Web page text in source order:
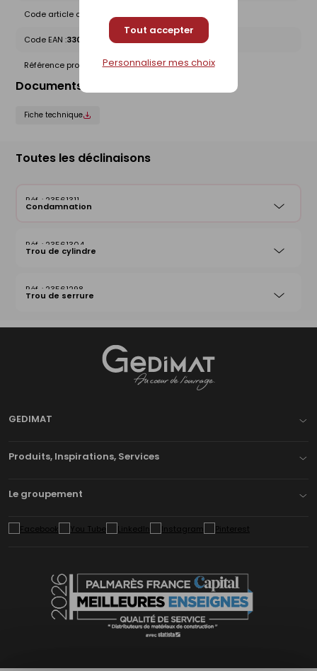
Tout accepter
Personnaliser mes choix
Code article chez le fournisseur :
Code EAN :3309840288232
Référence produit nationale Gedimat :23561311
Documents liés
Fiche technique
Toutes les déclinaisons
23561311
Condamnation
23561304
Trou de cylindre
23561298
Trou de serrure
GEDIMAT
Produits, Inspirations, Services
Le groupement